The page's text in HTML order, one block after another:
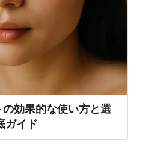
効果的な使い方と選
ガイド